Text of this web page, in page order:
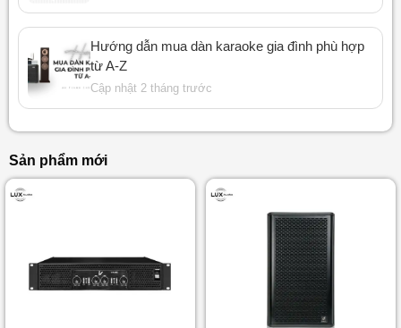
Hướng dẫn mua dàn karaoke gia đình phù hợp
từ A-Z
Cập nhật 2 tháng trước
Sản phẩm mới